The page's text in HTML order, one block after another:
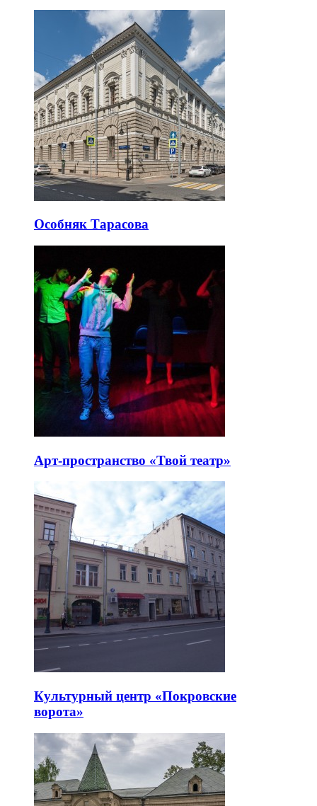
Особняк Тарасова
Арт-пространство «Твой театр»
Культурный центр «Покровские
ворота»